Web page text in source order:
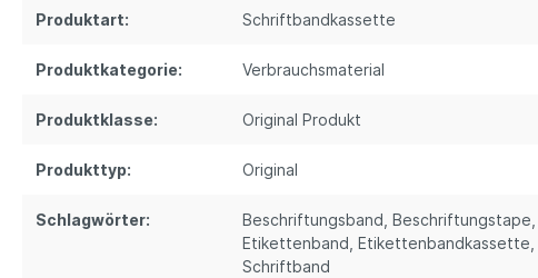
Produktart: Schriftbandkassette
Produktkategorie: Verbrauchsmaterial
Produktklasse: Original Produkt
Produkttyp: Original
Schlagwörter: Beschriftungsband , Beschriftungstape
Etikettenband , Etikettenbandkassette
Schriftband